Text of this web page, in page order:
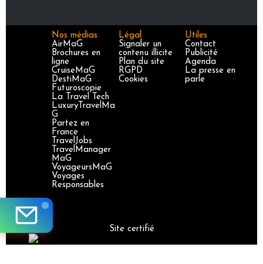
Nos médias
AirMaG
Brochures en
ligne
CruiseMaG
DestiMaG
Futuroscopie
La Travel Tech
LuxuryTravelMa
G
Partez en
France
TravelJobs
TravelManager
MaG
VoyageursMaG
Voyages
Responsables
Légal
Signaler un
contenu illicite
Plan du site
RGPD
Cookies
Utiles
Contact
Publicité
Agenda
La presse en
parle
Site certifié